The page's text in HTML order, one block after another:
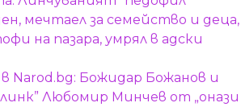
мечтаел за семейство и деца,
на пазара, умрял в адски
Narod.bg: Божидар Божанов и
Любомир Минчев от „онази